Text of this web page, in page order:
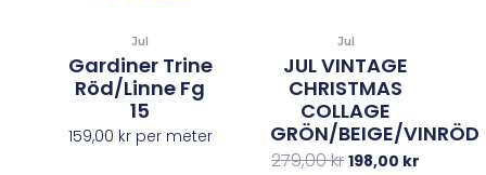
Jul
Gardiner Trine
Röd/linne Fg
15
159,00 krper meter
Jul
JUL VINTAGE
CHRISTMAS
COLLAGE
GRÖN/BEIGE/VINRÖD
279,00kr 198,00 kr